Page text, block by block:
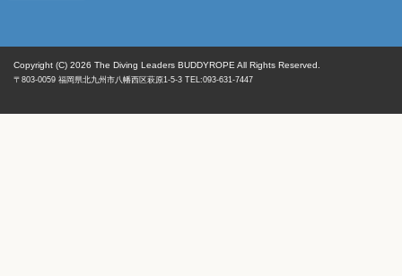
Copyright (C) 2026 The Diving Leaders BUDDYROPE All Rights Reserved.
〒803-0059 福岡県北九州市八幡西区萩原1-5-3 TEL:093-631-7447